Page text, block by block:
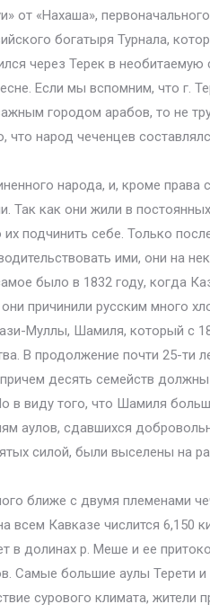
от «Нахаша»,
богатыря Турнала,
через Терек в необитаемую
Если мы вспомним, что г.
городом арабов, то не
что народ чеченцев
народа, и, кроме права
Так как они жили в
подчинить себе. Только
ими, они на
было в 1832 году, когда
причинили русским много
Муллы, Шамиля, который с
В продолжение почти 25-ти
десять семейств
в виду того, что Шамиля
аулов, сдавшихся
силой, были выселены на
ближе с двумя племенами
всем Кавказе числится 6,150
в долинах р. Меше и ее
Самые большие аулы Терети
сурового климата, жители